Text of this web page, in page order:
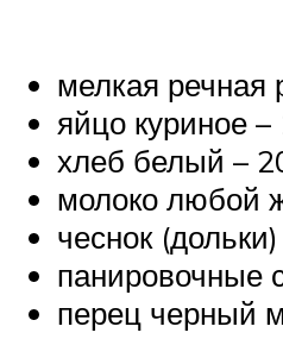
мелкая речная
яйцо куриное
хлеб белый –
молоко любой
чеснок
панировочные
перец черный